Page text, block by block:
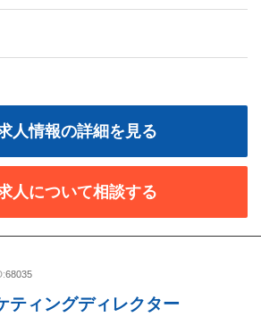
人情報の詳細を見る
人について相談する
68035
ティングディレクター